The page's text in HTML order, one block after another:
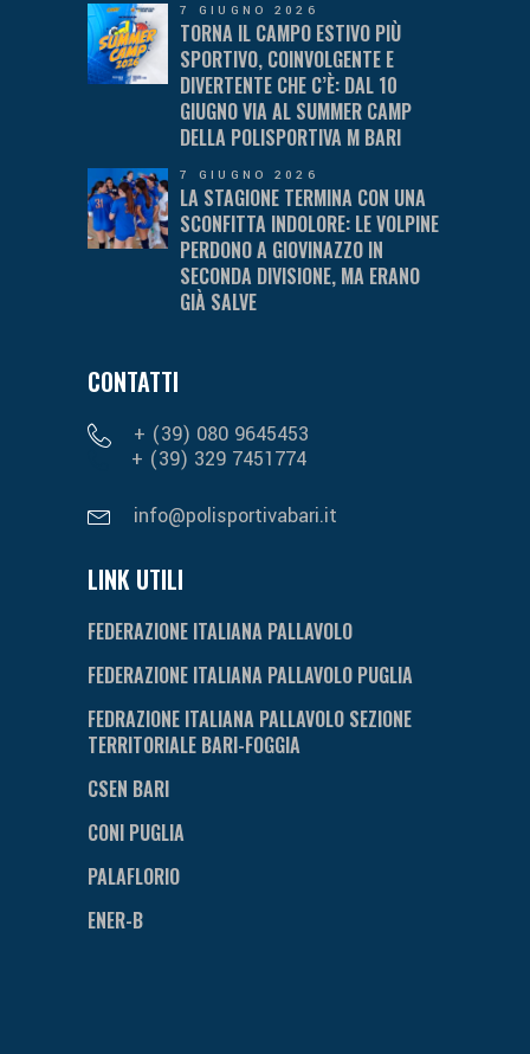
7 GIUGNO 2026
TORNA IL CAMPO ESTIVO PIÙ
SPORTIVO, COINVOLGENTE E
DIVERTENTE CHE C’È: DAL 10
GIUGNO VIA AL SUMMER CAMP
DELLA POLISPORTIVA M BARI
7 GIUGNO 2026
LA STAGIONE TERMINA CON UNA
SCONFITTA INDOLORE: LE VOLPINE
PERDONO A GIOVINAZZO IN
SECONDA DIVISIONE, MA ERANO
GIÀ SALVE
CONTATTI
+ (39) 080 9645453
+ (39) 329 7451774
info@polisportivabari.it
LINK UTILI
FEDERAZIONE ITALIANA PALLAVOLO
FEDERAZIONE ITALIANA PALLAVOLO PUGLIA
FEDRAZIONE ITALIANA PALLAVOLO SEZIONE
TERRITORIALE BARI-FOGGIA
CSEN BARI
CONI PUGLIA
PALAFLORIO
ENER-B